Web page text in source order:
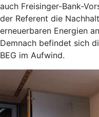
auch Freisinger-Bank-
der Referent die
erneuerbaren Energien
Demnach befindet sich
BEG im Aufwind.